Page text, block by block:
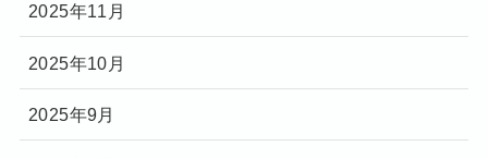
2025年11月
2025年10月
2025年9月